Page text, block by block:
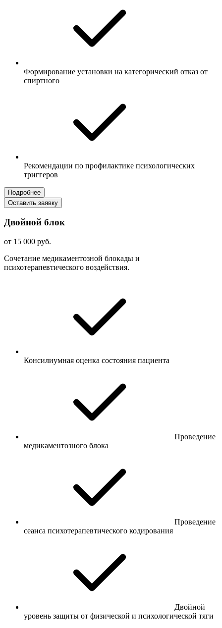
Формирование установки на категорический отказ от
спиртного
Рекомендации по профилактике психологических
триггеров
Подробнее
Оставить заявку
Двойной блок
от 15 000 руб.
Сочетание медикаментозной блокады и
психотерапевтического воздействия.
Консилиумная оценка состояния пациента
Проведение
медикаментозного блока
Проведение
сеанса психотерапевтического кодирования
Двойной
уровень защиты от физической и психологической тяги